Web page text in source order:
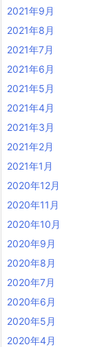
2021年9月
2021年8月
2021年7月
2021年6月
2021年5月
2021年4月
2021年3月
2021年2月
2021年1月
2020年12月
2020年11月
2020年10月
2020年9月
2020年8月
2020年7月
2020年6月
2020年5月
2020年4月